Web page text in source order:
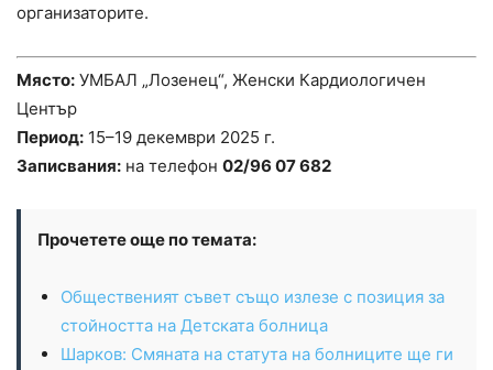
организаторите.
Място: УМБАЛ „Лозенец“, Женски Кардиологичен
Център
Период: 15–19 декември 2025 г.
Записвания: на телефон 02/96 07 682
Прочетете още по темата:
Общественият съвет също излезе с позиция за
стойността на Детската болница
Шарков: Смяната на статута на болниците ще ги